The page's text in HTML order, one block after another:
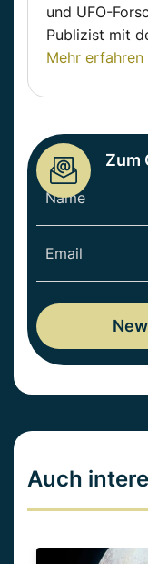
und UFO-
Publizist mit
Mehr
Zum
Auch